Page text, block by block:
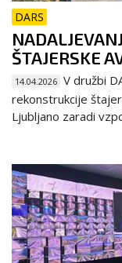
DARS
ŠTAJERSKE
14.04.2026 V družbi
rekonstrukcije
Ljubljano zaradi